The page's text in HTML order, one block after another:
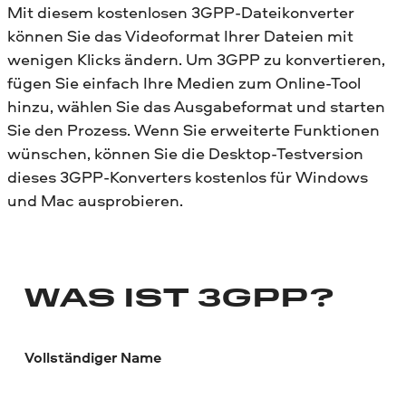
Mit diesem kostenlosen 3GPP-Dateikonverter
können Sie das Videoformat Ihrer Dateien mit
wenigen Klicks ändern. Um 3GPP zu konvertieren,
fügen Sie einfach Ihre Medien zum Online-Tool
hinzu, wählen Sie das Ausgabeformat und starten
Sie den Prozess. Wenn Sie erweiterte Funktionen
wünschen, können Sie die Desktop-Testversion
dieses 3GPP-Konverters kostenlos für Windows
und Mac ausprobieren.
WAS IST 3GPP?
Vollständiger Name